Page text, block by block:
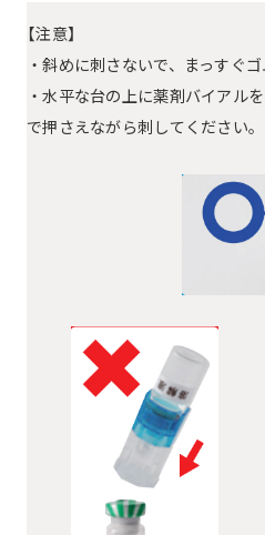
【注意】
・斜めに刺さないで、まっすぐ
・水平な台の上に薬剤バイアル
で押さえながら刺してください。